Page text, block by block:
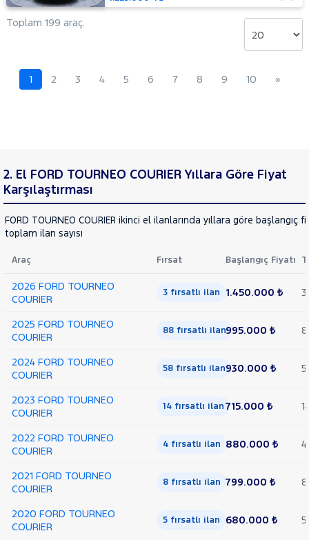
MOTORSIKLET
PEUGEOT
SUBARU
TESLA
TOGG
VOLKSWAGEN
Toplam 199 araç.
1 2 3 4 5 6 7 8 9 10 »
2. El FORD TOURNEO COURIER Yıllara Göre Fiyat
Karşılaştırması
FORD TOURNEO COURIER ikinci el ilanlarında yıllara göre başlangıç
toplam ilan sayısı
Araç Fırsat Başlangıç Fiyatı
2026 FORD TOURNEO
COURIER
3 fırsatlı ilan 1.450.000 ₺ 3
2025 FORD TOURNEO
COURIER
88 fırsatlı ilan995.000 ₺
2024 FORD TOURNEO
COURIER
58 fırsatlı ilan930.000 ₺
2023 FORD TOURNEO
COURIER
14 fırsatlı ilan715.000 ₺
2022 FORD TOURNEO
COURIER
4 fırsatlı ilan 880.000 ₺ 4
2021 FORD TOURNEO
COURIER
8 fırsatlı ilan 799.000 ₺ 8
2020 FORD TOURNEO
COURIER
5 fırsatlı ilan 680.000 ₺ 5